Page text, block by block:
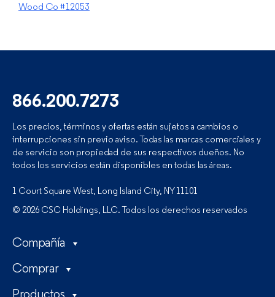
Wood Co #12053
866.200.7273
Los precios, términos y ofertas están sujetos a cambios o
interrupciones sin previo aviso. Todas las marcas comerciales y
de servicio son propiedad de sus respectivos dueños. No
todos los servicios están disponibles en todas las áreas.
1 Court Square West, Long Island City, NY 11101
© 2026 CSC Holdings, LLC. Todos los derechos reservados
Compañía
Comprar